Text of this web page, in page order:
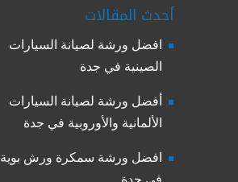
أحدث المقالات
افضل ورشة لصيانة السيارات
الصينية في جدة
أفضل ورشة لصيانة السيارات
الألمانية والأوروبية في جدة
افضل ورشة سمكرة ورش بوية
في جدة